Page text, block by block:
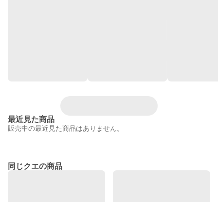
最近見た商品
販売中の最近見た商品はありません。
同じクエの商品